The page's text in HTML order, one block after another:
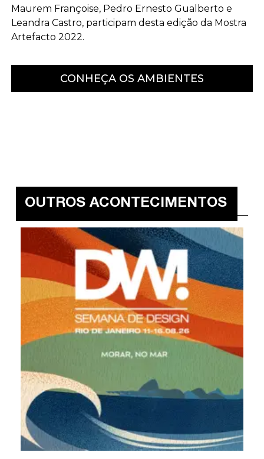
Maurem Françoise, Pedro Ernesto Gualberto e
Leandra Castro, participam desta edição da Mostra
Artefacto 2022.
CONHEÇA OS AMBIENTES
OUTROS ACONTECIMENTOS